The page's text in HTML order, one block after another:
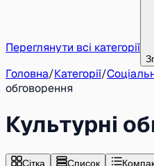
Переглянути всі категорії
Головна/Категорії/
обговорення
Культурні
Сітка Список